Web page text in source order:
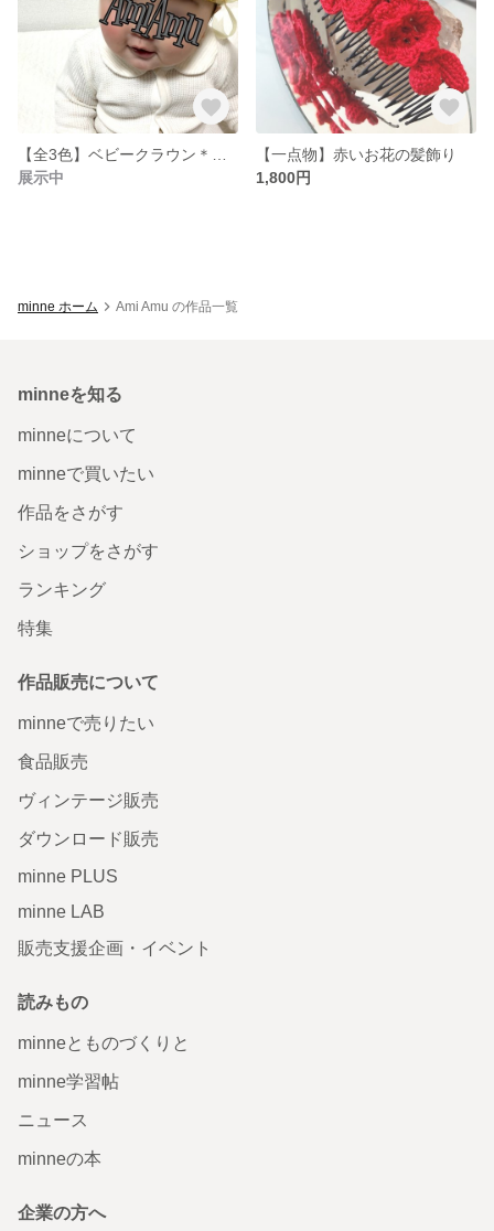
展示中
【一点物】赤いお花の髪飾り
1,800円
minne ホーム Ami Amu の作品一覧
minneを知る
minneについて
minneで買いたい
作品をさがす
ショップをさがす
ランキング
特集
作品販売について
minneで売りたい
食品販売
ヴィンテージ販売
ダウンロード販売
minne PLUS
minne LAB
販売支援企画・イベント
読みもの
minneとものづくりと
minne学習帖
ニュース
minneの本
企業の方へ